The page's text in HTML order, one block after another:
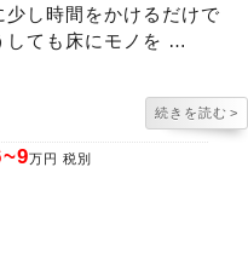
し時間をかけるだけで
しても床にモノを …
続きを読む >
万円 税別